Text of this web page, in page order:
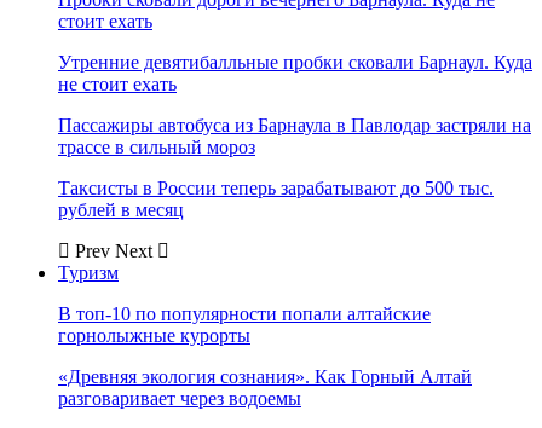
стоит ехать
Утренние девятибалльные пробки сковали Барнаул. Куда
не стоит ехать
Пассажиры автобуса из Барнаула в Павлодар застряли на
трассе в сильный мороз
Таксисты в России теперь зарабатывают до 500 тыс.
рублей в месяц
Prev Next
Туризм
В топ-10 по популярности попали алтайские
горнолыжные курорты
«Древняя экология сознания». Как Горный Алтай
разговаривает через водоемы